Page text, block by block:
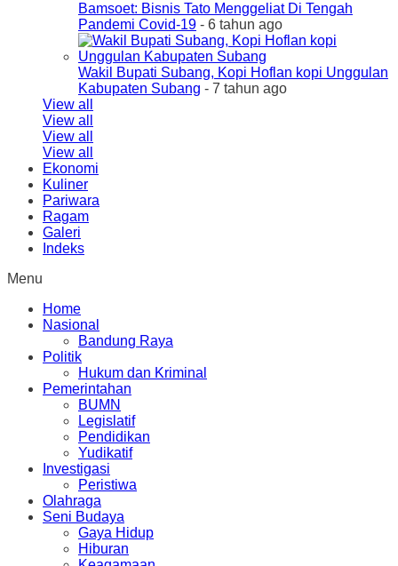
Bamsoet: Bisnis Tato Menggeliat Di Tengah
Pandemi Covid-19 - 6 tahun ago
Wakil Bupati Subang, Kopi Hoflan kopi Unggulan
Kabupaten Subang - 7 tahun ago
View all
View all
View all
View all
Ekonomi
Kuliner
Pariwara
Ragam
Galeri
Indeks
Menu
Home
Nasional
Bandung Raya
Politik
Hukum dan Kriminal
Pemerintahan
BUMN
Legislatif
Pendidikan
Yudikatif
Investigasi
Peristiwa
Olahraga
Seni Budaya
Gaya Hidup
Hiburan